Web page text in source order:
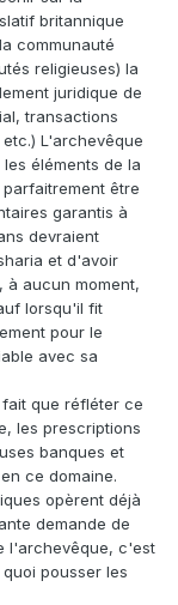
britannique
communauté
religieuses) la
juridique de
transactions
L'archevêque
éléments de la
être
garantis à
devraient
et d'avoir
à aucun moment,
lorsqu'il fit
pour le
avec sa
que réfléter ce
les prescriptions
banques et
ce domaine.
opèrent déjà
demande de
l'archevêque, c'est
pousser les